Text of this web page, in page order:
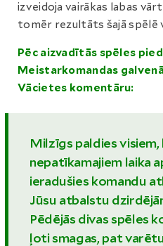
izveidoja vairākas labas
tomēr rezultāts šajā spēlē
Pēc aizvadītās spēles
Meistarkomandas
Vācietes komentāru:
Milzīgs paldies
nepatīkamajiem laika
ieradušies komandu
Jūsu atbalstu
Pēdējās divas spēles
ļoti smagas, pat